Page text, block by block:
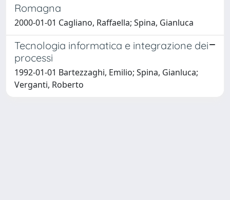
Romagna
2000-01-01 Cagliano, Raffaella; Spina, Gianluca
Tecnologia informatica e integrazione dei
processi
1992-01-01 Bartezzaghi, Emilio; Spina, Gianluca;
Verganti, Roberto